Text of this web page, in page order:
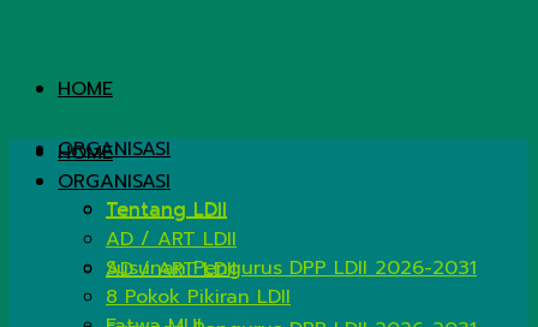
HOME
ORGANISASI
Tentang LDII
AD / ART LDII
HOME
ORGANISASI
Tentang LDII
AD / ART LDII
Susunan Pengurus DPP LDII 2026-2031
8 Pokok Pikiran LDII